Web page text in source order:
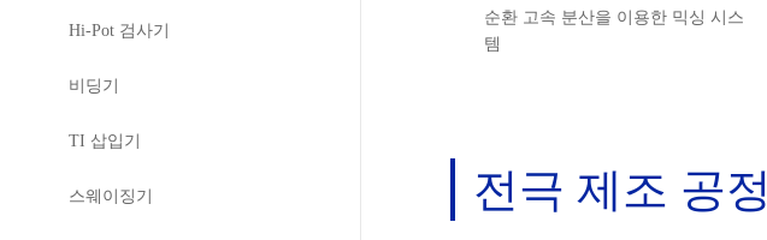
Hi-Pot 검사기
비딩기
TI 삽입기
스웨이징기
템
순환 고속 분산을 이용한 믹싱 시스
템
전극 제조 공정